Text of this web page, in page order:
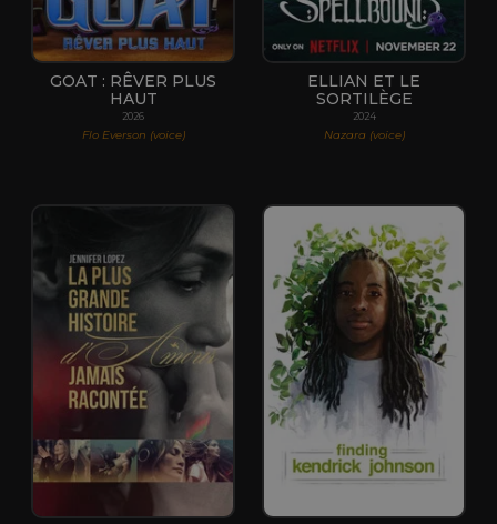
GOAT : RÊVER PLUS
HAUT
2026
Flo Everson (voice)
ELLIAN ET LE
SORTILÈGE
2024
Nazara (voice)